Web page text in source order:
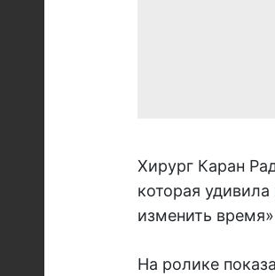
Хирург Каран
которая
изменить
На ролике